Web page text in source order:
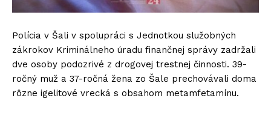
Polícia v Šali v spolupráci s Jednotkou služobných
zákrokov Kriminálneho úradu finančnej správy zadržali
dve osoby podozrivé z drogovej trestnej činnosti. 39-
ročný muž a 37-ročná žena zo Šale prechovávali doma
rôzne igelitové vrecká s obsahom metamfetamínu.